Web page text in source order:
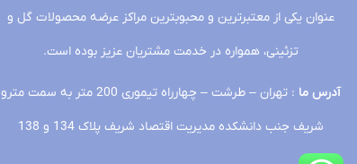
عنوان یکی از معتبرترین و محبوبترین مراکز عرضه محصولات گل و
تزئینی، همواره در خدمت مشتریان عزیز بوده است.
آدرس ما
: تهران – طرشت – چهارراه تیموری 200 متر به سمت مترو
شریف جنب دانشکده مدیریت اقتصاد شریف پلاک 134 و 138